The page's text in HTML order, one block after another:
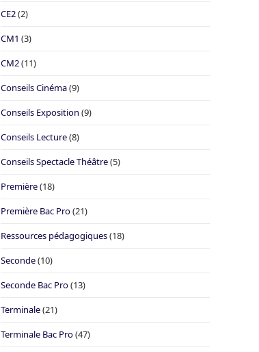
CE2(2)
CM1 (3)
CM2(11)
Conseils Cinéma(9)
Conseils Exposition (9)
Conseils Lecture(8)
Conseils Spectacle Théâtre(5)
Première(18)
Première Bac Pro(21)
Ressources pédagogiques(18)
Seconde(10)
Seconde Bac Pro(13)
Terminale(21)
Terminale Bac Pro(47)